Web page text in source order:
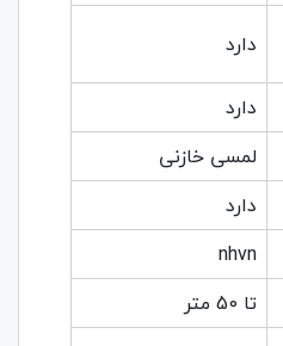
دارد
دارد
لمسی خازنی
دارد
nhvn
تا 50 متر